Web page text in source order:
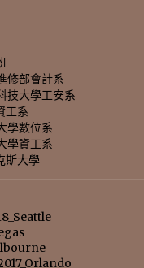
修部會計系
技大學工安系
工系
學數位系
學資工系
斯大學